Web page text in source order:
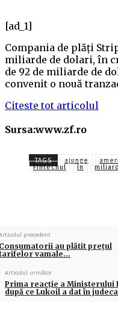
[ad_1]
Compania de plăţi
miliarde de dolari, în
de 92 de miliarde de
convenit o nouă
Citeste tot articolul
Sursa:www.zf.ro
TAGS ajunge
Fintechul
în
precedent
au plătit preţul
vamale…
Articolul următor
Prima reacţie a Ministerului
după ce Lukoil a dat în